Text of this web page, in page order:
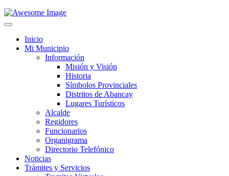
Inicio
Mi Municipio
Información
Misión y Visión
Historia
Símbolos Provinciales
Distritos de Abancay
Lugares Turísticos
Alcalde
Regidores
Funcionarios
Organigrama
Directorio Telefónico
Noticias
Trámites y Servicios